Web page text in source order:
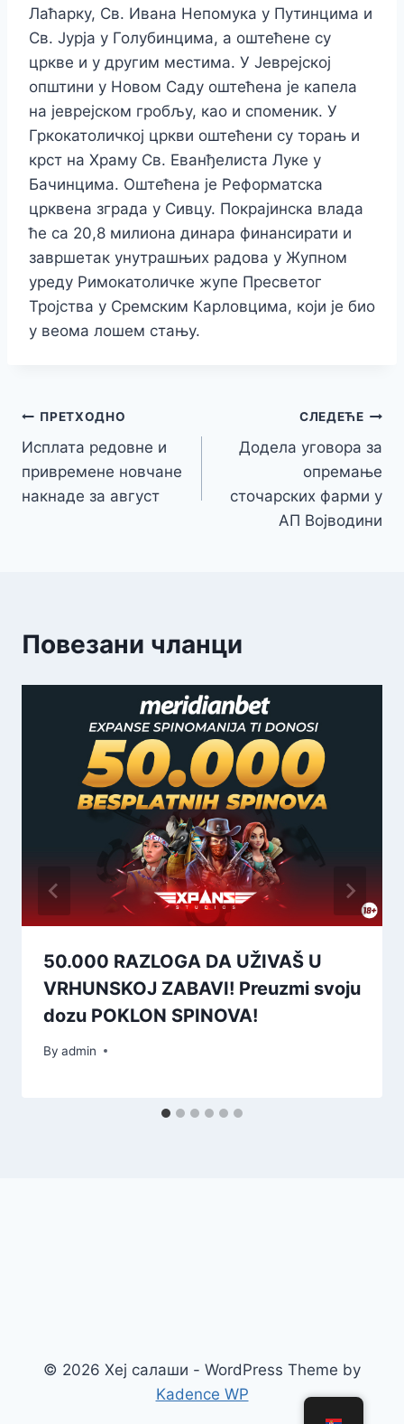
Лаћарку, Св. Ивана Непомука у Путинцима и
Св. Јурја у Голубинцима, а оштећене су
цркве и у другим местима. У Јеврејској
општини у Новом Саду оштећена је капела
на јеврејском гробљу, као и споменик. У
Гркокатоличкој цркви оштећени су торањ и
крст на Храму Св. Еванђелиста Луке у
Бачинцима. Оштећена је Реформатска
црквена зграда у Сивцу. Покрајинска влада
ће са 20,8 милиона динара финансирати и
завршетак унутрашњих радова у Жупном
уреду Римокатоличке жупе Пресветог
Тројства у Сремским Карловцима, који је био
у веома лошем стању.
Кретање
чланка
ПРЕТХОДНО
Исплата редовне и
привремене новчане
накнаде за август
СЛЕДЕЋЕ
Додела уговора за
опремање
сточарских фарми у
АП Војводини
Повезани чланци
50.000 RAZLOGA DA UŽIVAŠ U
VRHUNSKOJ ZABAVI! Preuzmi svoju
dozu POKLON SPINOVA!
By admin
© 2026 Хеј салаши - WordPress Theme by
Kadence WP